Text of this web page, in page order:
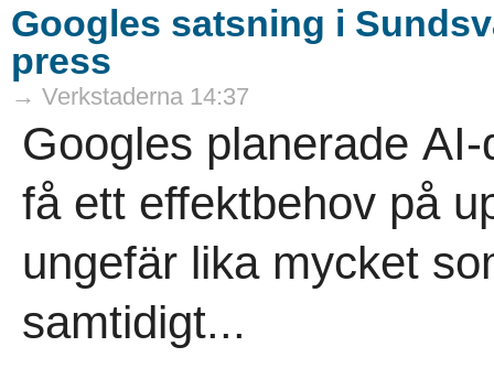
Googles satsning i
press
→ Verkstaderna 14:37
Googles planerade
få ett effektbehov på
ungefär lika mycket
samtidigt...